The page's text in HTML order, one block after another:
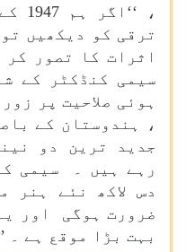
،
ترقی کو دیکھیں
اثرات کا تصور کر
سیمی کنڈکٹر کے
ہوئی صلاحیت پر
، ہندوستان کے
جدید ترین دو
رہے ہیں ۔ سیمی
دس لاکھ نئے ہنر
ضرورت ہوگی اور
بہت بڑا موقع ہے ۔